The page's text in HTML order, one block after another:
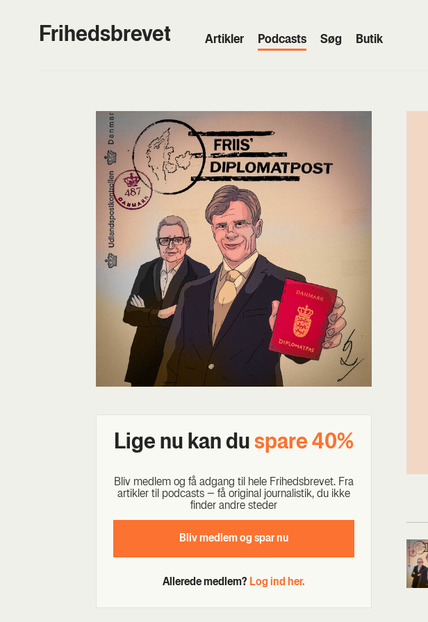
Frihedsbrevet Artik­ler Podcasts Søg Butik
Lige nu kan du spa­re 40%
Bliv med­lem og få adgang til hele Fri­heds­bre­vet. Fra
artik­ler til podcasts – få ori­gi­nal jour­na­li­stik, du ikke
fin­der andre ste­der
Bliv med­lem og spar nu
Allerede medlem? Log ind her.